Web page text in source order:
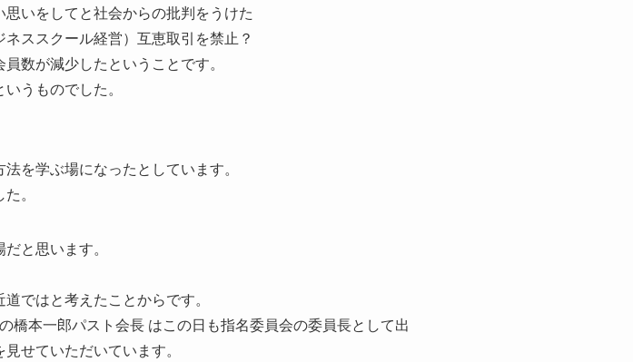
いをしてと社会からの批判をうけた
ススクール経営）互恵取引を禁止？
数が減少したということです。
うものでした。
を学ぶ場になったとしています。
。
と思います。
ではと考えたことからです。
橋本一郎パスト会長 はこの日も指名委員会の委員長として出
せていただいています。